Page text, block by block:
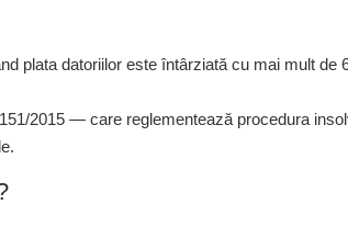
plata datoriilor este întârziată cu mai mult de
2015 — care reglementează procedura